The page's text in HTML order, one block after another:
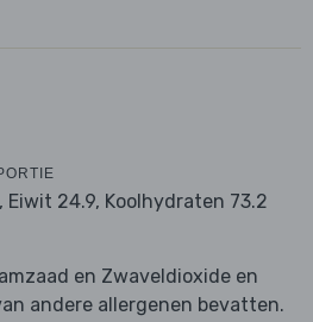
Eiwit 24.9, Koolhydraten 73.2
en Zwaveldioxide en
andere allergenen bevatten.